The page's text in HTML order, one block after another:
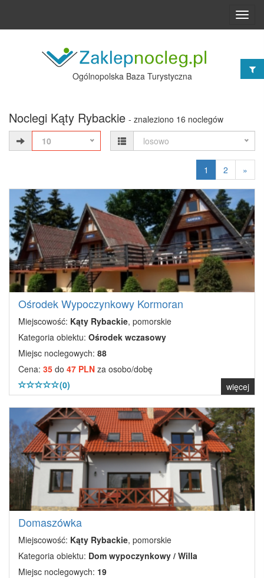
Ogólnopolska Baza Turystyczna
Noclegi Kąty Rybackie - znaleziono 16 noclegów
10
losowo
1 2 »
Ośrodek Wypoczynkowy Kormoran
Miejscowość: Kąty Rybackie, pomorskie
Kategoria obiektu: Ośrodek wczasowy
Miejsc noclegowych: 88
Cena: 35 do 47 PLN za osobo/dobę
(0)
więcej
Domaszówka
Miejscowość: Kąty Rybackie, pomorskie
Kategoria obiektu: Dom wypoczynkowy / Willa
Miejsc noclegowych: 19